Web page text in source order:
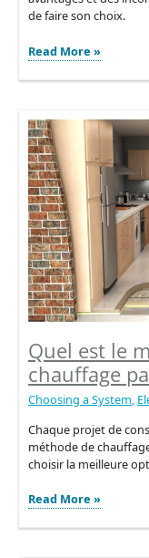
de faire son choix.
Chauffage
rayonnement
partir
du
sol
ou
air
forcé
:
Avantages
et
inconvénients
Read More »
Quel est le
chauffage
Choosing a System,
Chaque projet de
méthode de
choisir la meilleure
Quel
le
Read More »